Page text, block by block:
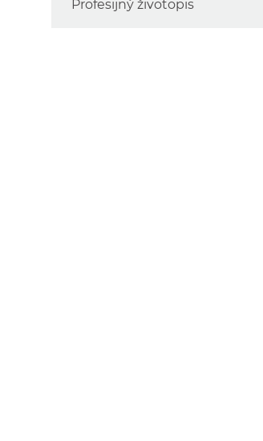
Profesijný životopis